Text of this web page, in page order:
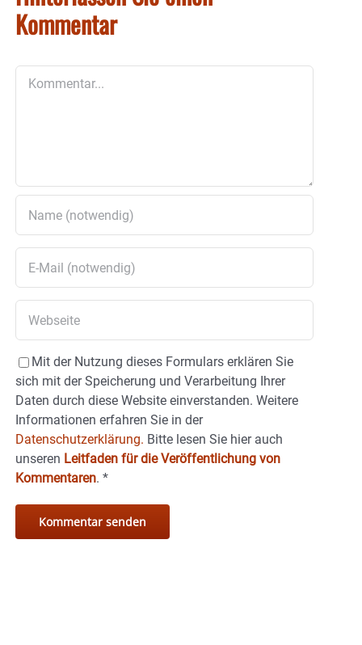
Kommentar
Mit der Nutzung dieses Formulars erklären Sie
sich mit der Speicherung und Verarbeitung Ihrer
Daten durch diese Website einverstanden. Weitere
Informationen erfahren Sie in der
Datenschutzerklärung. Bitte lesen Sie hier auch
unseren Leitfaden für die Veröffentlichung von
Kommentaren. *